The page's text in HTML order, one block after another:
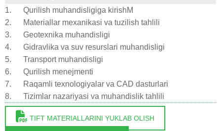
1. Qurilish muhandisligiga kirishM
2. Materiallar mexanikasi va tuzilish tahlili
3. Geotexnika muhandisligi
4. Gidravlika va suv resurslari muhandisligi
5. Transport muhandisligi
6. Qurilish menejmenti
7. Raqamli texnologiyalar va CAD dasturlari
8. Tizimlar nazariyasi va muhandislik tahlili
TIFT MATERIALLARINI YUKLAB OLISH